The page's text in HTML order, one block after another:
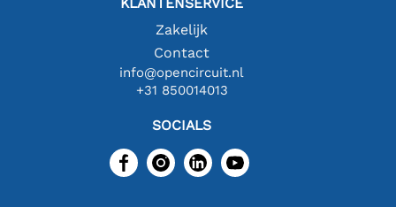
Zakelijk
Contact
info@opencircuit.nl
+31 850014013
SOCIALS